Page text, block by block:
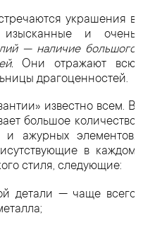
украшения в
и очень
— наличие большого
Они отражают всю
драгоценностей.
известно всем. В
большое количество
и ажурных элементов.
в каждом
стиля, следующие:
детали — чаще всего